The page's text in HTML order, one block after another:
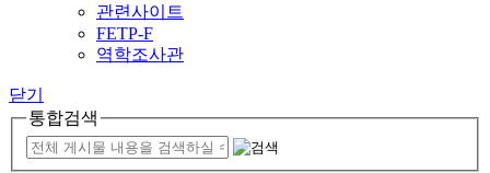
관련사이트
FETP-F
역학조사관
닫기
통합검색